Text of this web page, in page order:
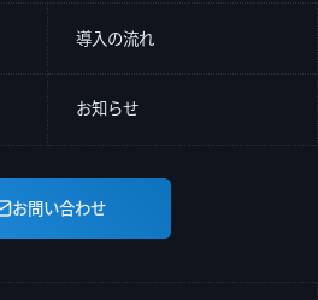
導入の流れ
お知らせ
お問い合わせ